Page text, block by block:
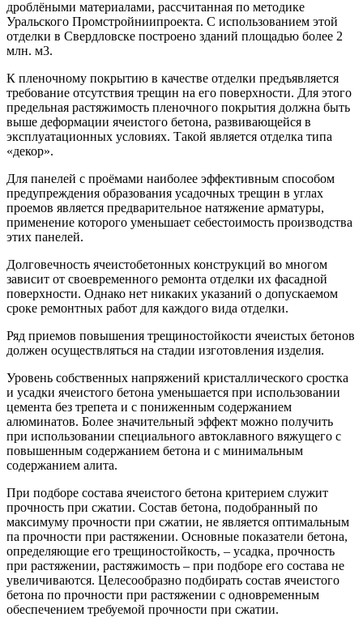
дроблёными материалами, рассчитанная по методике
Уральского Промстройниипроекта. С использованием этой
отделки в Свердловске построено зданий площадью более 2
млн. м3.
К пленочному покрытию в качестве отделки предъявляется
требование отсутствия трещин на его поверхности. Для этого
предельная растяжимость пленочного покрытия должна быть
выше деформации ячеистого бетона, развивающейся в
эксплуатационных условиях. Такой является отделка типа
«декор».
Для панелей с проёмами наиболее эффективным способом
предупреждения образования усадочных трещин в углах
проемов является предварительное натяжение арматуры,
применение которого уменьшает себестоимость производства
этих панелей.
Долговечность ячеистобетонных конструкций во многом
зависит от своевременного ремонта отделки их фасадной
поверхности. Однако нет никаких указаний о допускаемом
сроке ремонтных работ для каждого вида отделки.
Ряд приемов повышения трещиностойкости ячеистых бетонов
должен осуществляться на стадии изготовления изделия.
Уровень собственных напряжений кристаллического сростка
и усадки ячеистого бетона уменьшается при использовании
цемента без трепета и с пониженным содержанием
алюминатов. Более значительный эффект можно получить
при использовании специального автоклавного вяжущего с
повышенным содержанием бетона и с минимальным
содержанием алита.
При подборе состава ячеистого бетона критерием служит
прочность при сжатии. Состав бетона, подобранный по
максимуму прочности при сжатии, не является оптимальным
па прочности при растяжении. Основные показатели бетона,
определяющие его трещиностойкость‚ – усадка‚ прочность
при растяжении, растяжимость – при подборе его состава не
увеличиваются. Целесообразно подбирать состав ячеистого
бетона по прочности при растяжении с одновременным
обеспечением требуемой прочности при сжатии.